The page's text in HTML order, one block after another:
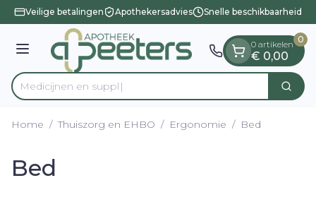
Ga naar de inhoud
1 van 1
Veilige betalingen Apothekersadvies Snelle beschikbaarheid
Menu
Product, merk, categorie... Zoek
0 artikelen
€ 0,00
0
Home / Thuiszorg en EHBO / Ergonomie / Bed
Bed